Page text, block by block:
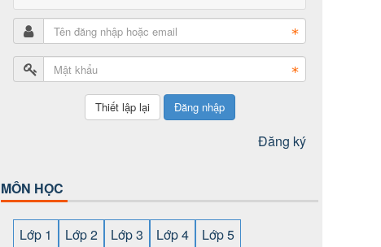
Đăng nhập
Đăng ký
MÔN HỌC
Lớp 1 Lớp 2 Lớp 3 Lớp 4
Lớp 5